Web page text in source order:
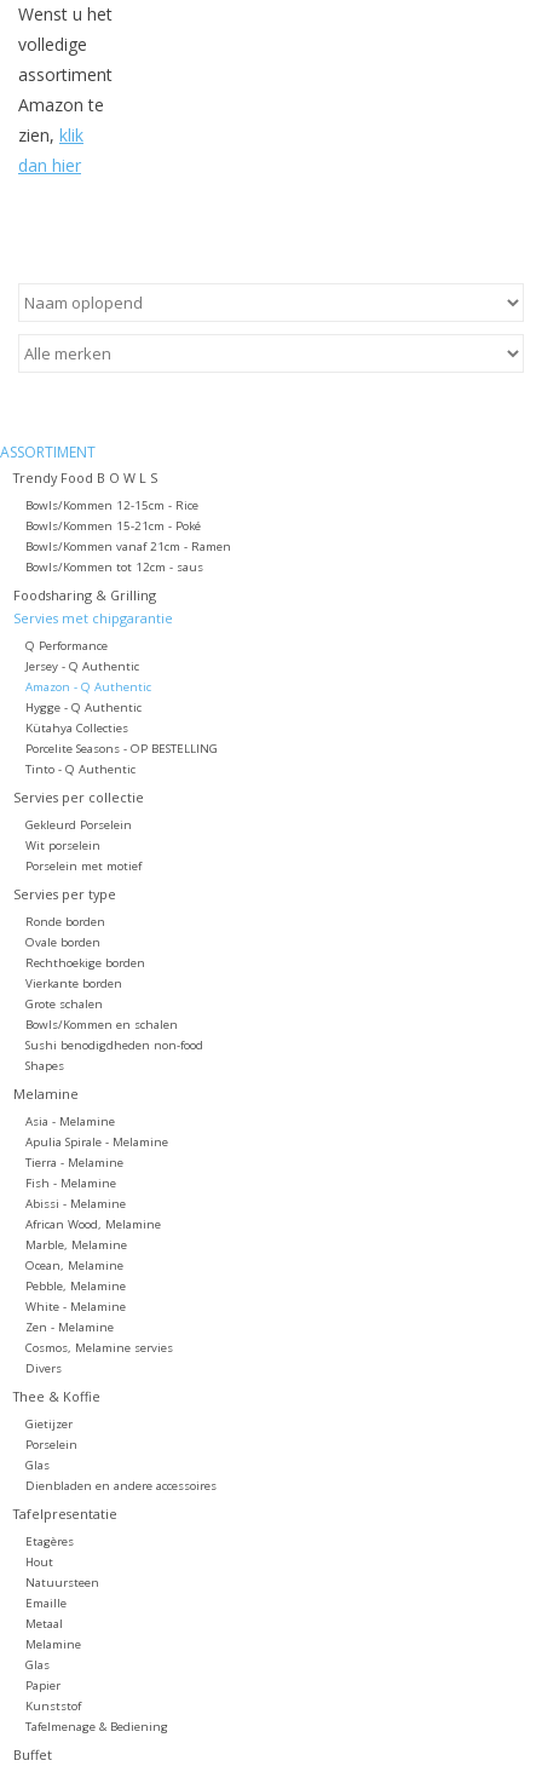
Wenst u het
volledige
assortiment
Amazon te
zien, klik
dan hier
ASSORTIMENT
Trendy Food B O W L S
Bowls/Kommen 12-15cm - Rice
Bowls/Kommen 15-21cm - Poké
Bowls/Kommen vanaf 21cm - Ramen
Bowls/Kommen tot 12cm - saus
Foodsharing & Grilling
Servies met chipgarantie
Q Performance
Jersey - Q Authentic
Amazon - Q Authentic
Hygge - Q Authentic
Kütahya Collecties
Porcelite Seasons - OP BESTELLING
Tinto - Q Authentic
Servies per collectie
Gekleurd Porselein
Wit porselein
Porselein met motief
Servies per type
Ronde borden
Ovale borden
Rechthoekige borden
Vierkante borden
Grote schalen
Bowls/Kommen en schalen
Sushi benodigdheden non-food
Shapes
Melamine
Asia - Melamine
Apulia Spirale - Melamine
Tierra - Melamine
Fish - Melamine
Abissi - Melamine
African Wood, Melamine
Marble, Melamine
Ocean, Melamine
Pebble, Melamine
White - Melamine
Zen - Melamine
Cosmos, Melamine servies
Divers
Thee & Koffie
Gietijzer
Porselein
Glas
Dienbladen en andere accessoires
Tafelpresentatie
Etagères
Hout
Natuursteen
Emaille
Metaal
Melamine
Glas
Papier
Kunststof
Tafelmenage & Bediening
Buffet